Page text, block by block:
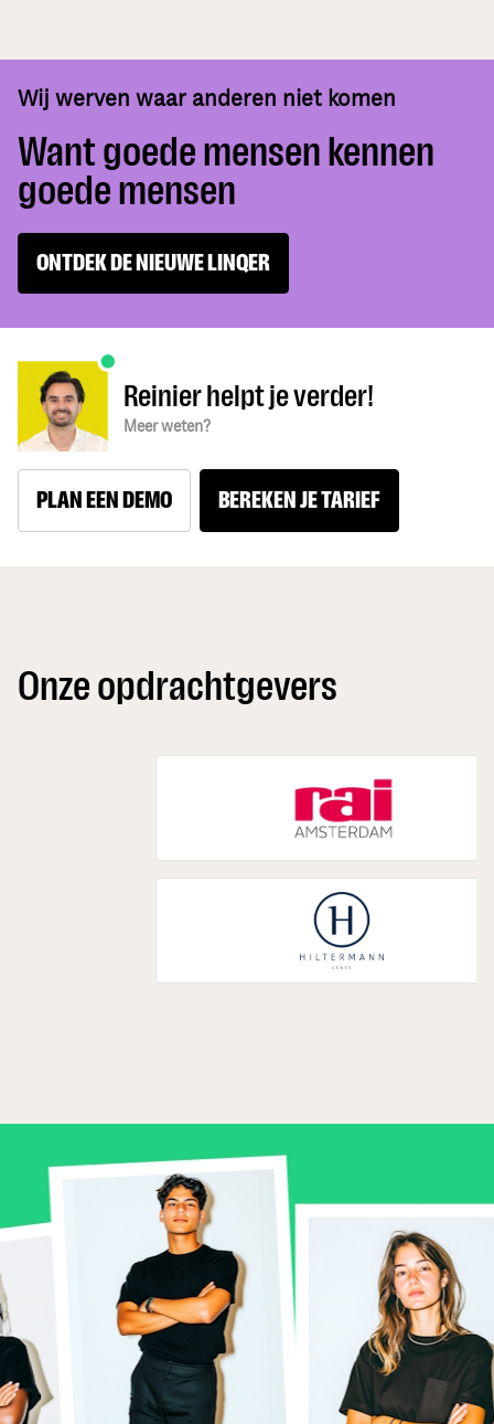
Wij werven waar anderen niet komen
Want goede mensen kennen
goede mensen
ONTDEK DE NIEUWE LINQER
Reinier helpt je verder!
Meer weten?
PLAN EEN DEMO BEREKEN JE TARIEF
Onze opdrachtgevers